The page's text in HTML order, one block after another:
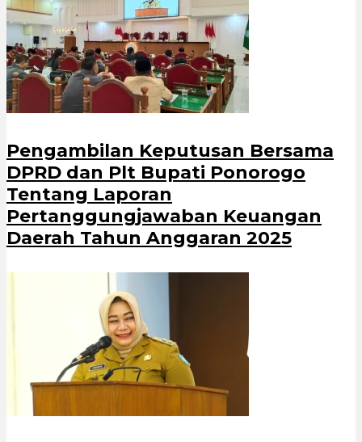
Pengambilan Keputusan Bersama
DPRD dan Plt Bupati Ponorogo
Tentang Laporan
Pertanggungjawaban Keuangan
Daerah Tahun Anggaran 2025